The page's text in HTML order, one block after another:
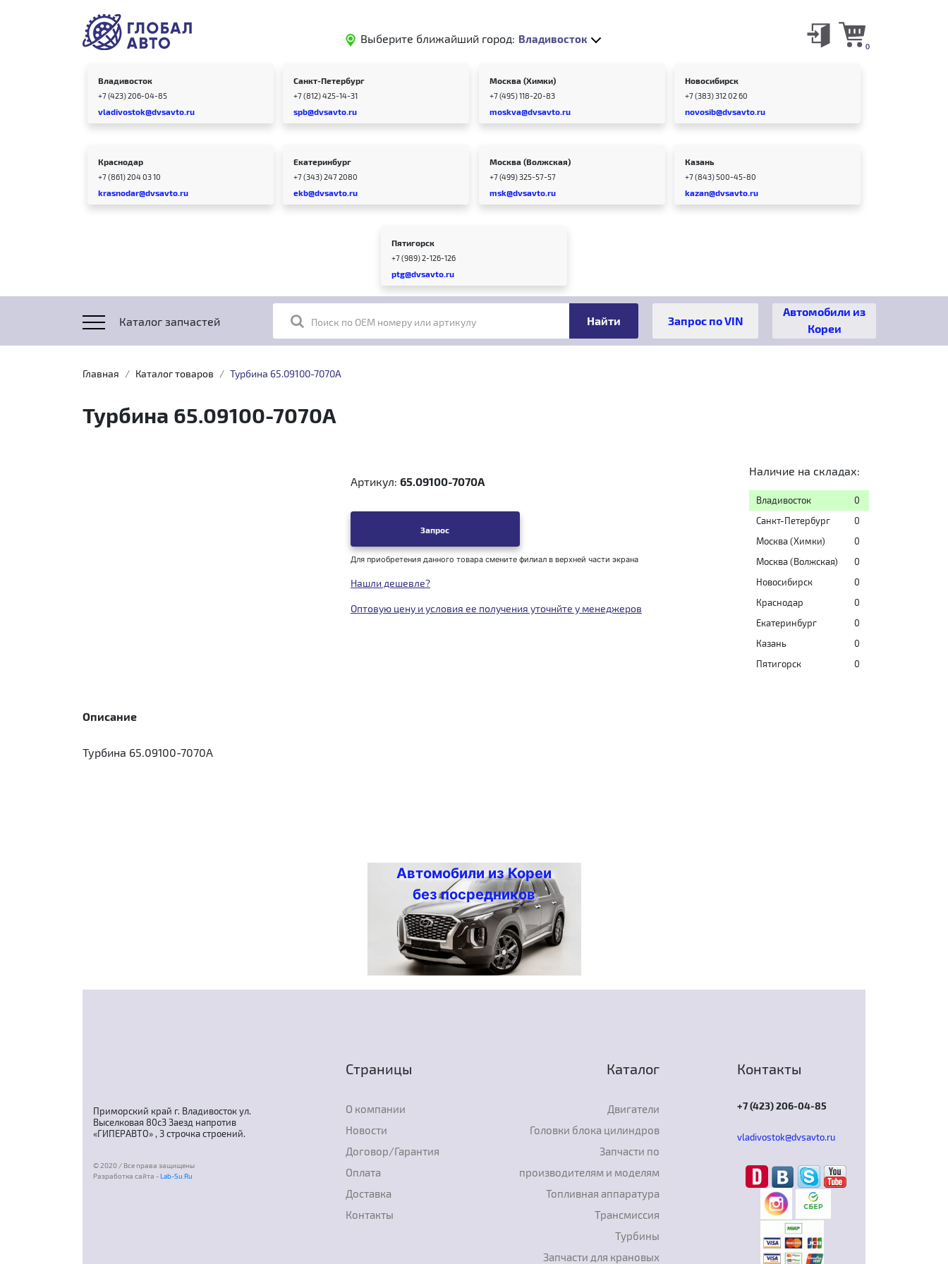
Выберите ближайший город: Владивосток
0
Владивосток
+7 (423) 206-04-85
vladivostok@dvsavto.ru
Санкт-Петербург
+7 (812) 425-14-31
spb@dvsavto.ru
Москва (Химки)
+7 (495) 118-20-83
moskva@dvsavto.ru
Новосибирск
+7 (383) 312 02 60
novosib@dvsavto.ru
Краснодар
+7 (861) 204 03 10
krasnodar@dvsavto.ru
Екатеринбург
+7 (343) 247 2080
ekb@dvsavto.ru
Москва (Волжская)
+7 (499) 325-57-57
msk@dvsavto.ru
Казань
+7 (843) 500-45-80
kazan@dvsavto.ru
Пятигорск
+7 (989) 2-126-126
ptg@dvsavto.ru
Каталог запчастей Поиск по OEM номеру или артикулу
Автомобили из
Кореи
Главная Каталог товаров Турбина 65.09100-7070A
Турбина 65.09100-7070A
Артикул: 65.09100-7070A
Запрос
Для приобретения данного товара смените филиал в верхней части экрана
Нашли дешевле?
Оптовую цену и условия ее получения уточнйте у менеджеров
Наличие на складах:
Владивосток
0
Санкт-Петербург
0
Москва (Химки)
0
Москва (Волжская)
0
Новосибирск
0
Краснодар
0
Екатеринбург
0
Казань
0
Пятигорск
0
Описание
Турбина 65.09100-7070A
Автомобили из Кореи
без посредников
Приморский край г. Владивосток ул.
Выселковая 80с3 Заезд напротив
«ГИПЕРАВТО» , 3 строчка строений.
© 2020 / Все права защищены
Разработка сайта -Lab-Su.Ru
Страницы
О компании
Новости
Договор/Гарантия
Оплата
Доставка
Контакты
Каталог
Двигатели
Головки блока цилиндров
Запчасти по
производителям и моделям
Топливная аппаратура
Трансмиссия
Турбины
Запчасти для крановых
Контакты
+7 (423) 206-04-85
vladivostok@dvsavto.ru